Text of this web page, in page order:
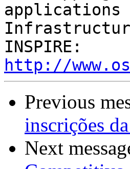
http://
Previous
inscrições
Next